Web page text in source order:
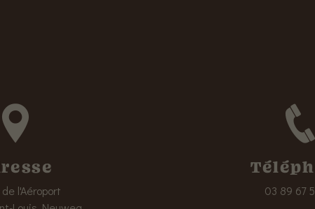
l'Aéroport
03 89 67